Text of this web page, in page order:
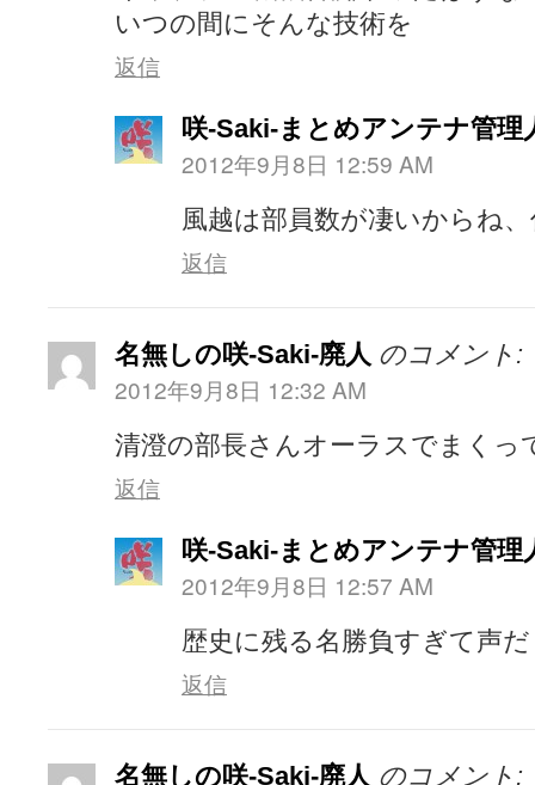
いつの間にそんな技術を
返信
咲-Saki-まとめアンテナ管理
2012年9月8日 12:59 AM
風越は部員数が凄いからね
返信
名無しの咲-Saki-廃人 のコメント:
2012年9月8日 12:32 AM
清澄の部長さんオーラスでまくっ
返信
咲-Saki-まとめアンテナ管理
2012年9月8日 12:57 AM
歴史に残る名勝負すぎて声
返信
名無しの咲-Saki-廃人 のコメント: